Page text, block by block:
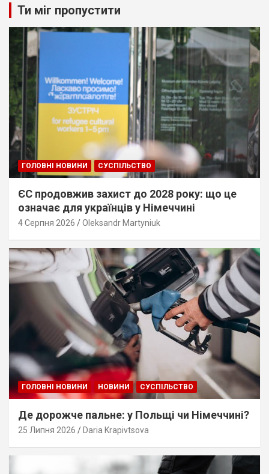
Ти міг пропустити
ГОЛОВНІ НОВИНИ СУСПІЛЬСТВО
ЄС продовжив захист до 2028 року: що це
означає для українців у Німеччині
4 Серпня 2026 Oleksandr Martyniuk
ГОЛОВНІ НОВИНИ НОВИНИ СУСПІЛЬСТВО
Де дорожче пальне: у Польщі чи Німеччині?
25 Липня 2026 Daria Krapivtsova